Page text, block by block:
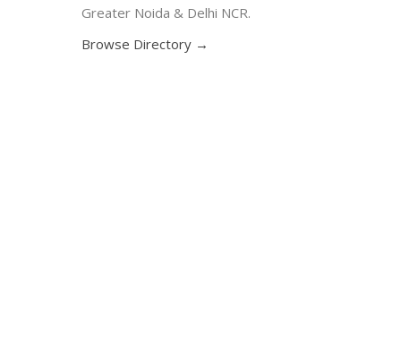
Greater Noida & Delhi NCR.
Browse Directory →